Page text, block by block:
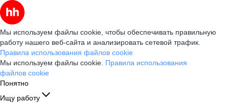
Мы используем файлы cookie, чтобы обеспечивать правильную
работу нашего веб-сайта и анализировать сетевой трафик.
Правила использования файлов cookie
Мы используем файлы cookie. Правила использования
файлов cookie
Понятно
Ищу работу